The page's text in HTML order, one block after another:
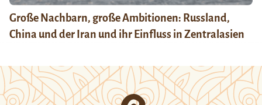
Große Nachbarn, große Ambitionen: Russland,
China und der Iran und ihr Einfluss in Zentralasien